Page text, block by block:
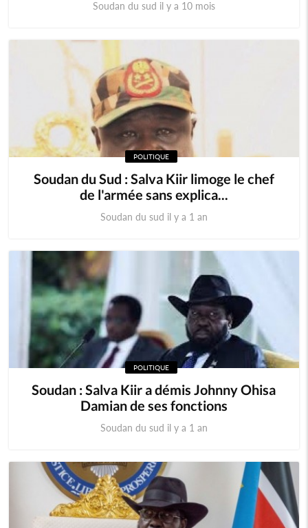
Soudan du sud il y a 10 mois
POLITIQUE
Soudan du Sud : Salva Kiir limoge le chef
de l'armée sans explica...
Soudan du sud il y a 1 an
POLITIQUE
Soudan : Salva Kiir a démis Johnny Ohisa
Damian de ses fonctions
Soudan du sud il y a 1 an